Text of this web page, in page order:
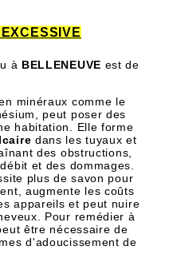
à BELLENEUVE est de
en minéraux comme le
peut poser des
habitation. Elle forme
dans les tuyaux et
des obstructions,
et des dommages.
plus de savon pour
augmente les coûts
appareils et peut nuire
Pour remédier à
être nécessaire de
d'adoucissement de